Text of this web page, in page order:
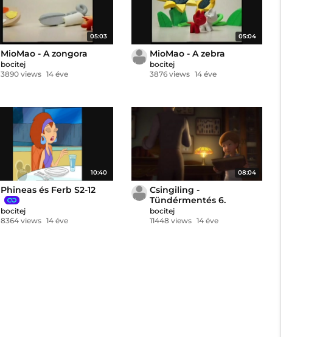
05:03
MioMao - A zongora
bocitej
3890 views 14 éve
05:04
MioMao - A zebra
bocitej
3876 views 14 éve
10:40
Phineas és Ferb S2-12
bocitej
8364 views 14 éve
08:04
Csingiling -
Tündérmentés 6.
bocitej
11448 views 14 éve